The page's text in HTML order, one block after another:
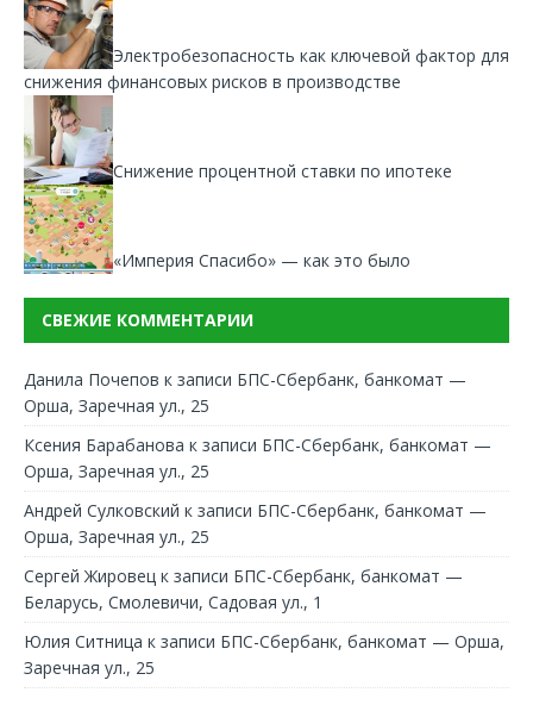
Электробезопасность как ключевой фактор для
снижения финансовых рисков в производстве
Снижение процентной ставки по ипотеке
«Империя Спасибо» — как это было
СВЕЖИЕ КОММЕНТАРИИ
Данила Почепов к записи БПС-Сбербанк, банкомат —
Орша, Заречная ул., 25
Ксения Барабанова к записи БПС-Сбербанк, банкомат —
Орша, Заречная ул., 25
Андрей Сулковский к записи БПС-Сбербанк, банкомат —
Орша, Заречная ул., 25
Сергей Жировец к записи БПС-Сбербанк, банкомат —
Беларусь, Смолевичи, Садовая ул., 1
Юлия Ситница к записи БПС-Сбербанк, банкомат — Орша,
Заречная ул., 25